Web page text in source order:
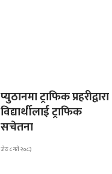
प्युठानमा ट्राफिक प्रहरीद्वारा
विद्यार्थीलाई ट्राफिक
सचेतना
जेठ ८ गते २०८३